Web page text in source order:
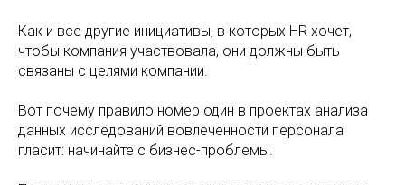
Как и все другие инициативы, в которых HR хочет,
чтобы компания участвовала, они должны быть
связаны с целями компании.
Вот почему правило номер один в проектах анализа
данных исследований вовлеченности персонала
гласит: начинайте с бизнес-проблемы.